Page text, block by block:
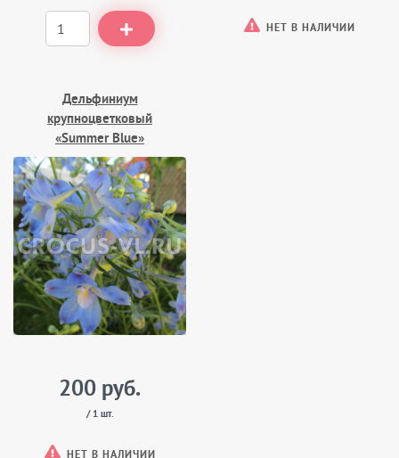
НЕТ В НАЛИЧИИ
Дельфиниум
крупноцветковый
«Summer Blue»
200 руб.
/ 1 шт.